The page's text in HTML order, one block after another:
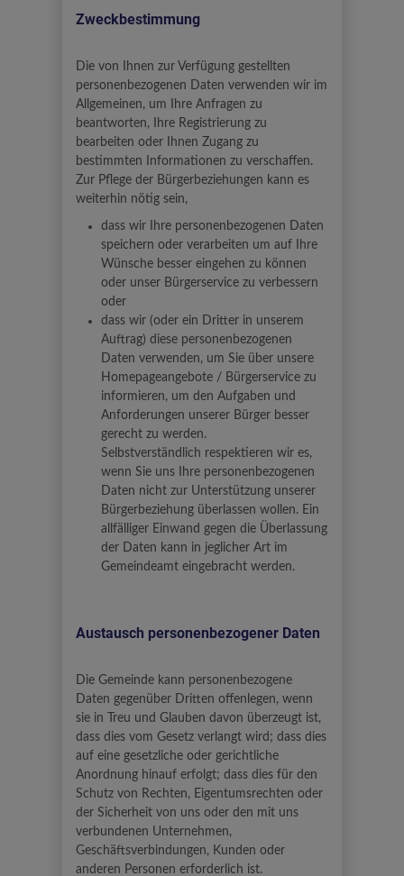
Zweckbestimmung
Die von Ihnen zur Verfügung gestellten
personenbezogenen Daten verwenden wir im
Allgemeinen, um Ihre Anfragen zu
beantworten, Ihre Registrierung zu
bearbeiten oder Ihnen Zugang zu
bestimmten Informationen zu verschaffen.
Zur Pflege der Bürgerbeziehungen kann es
weiterhin nötig sein,
dass wir Ihre personenbezogenen Daten
speichern oder verarbeiten um auf Ihre
Wünsche besser eingehen zu können
oder unser Bürgerservice zu verbessern
oder
dass wir (oder ein Dritter in unserem
Auftrag) diese personenbezogenen
Daten verwenden, um Sie über unsere
Homepageangebote / Bürgerservice zu
informieren, um den Aufgaben und
Anforderungen unserer Bürger besser
gerecht zu werden.
Selbstverständlich respektieren wir es,
wenn Sie uns Ihre personenbezogenen
Daten nicht zur Unterstützung unserer
Bürgerbeziehung überlassen wollen. Ein
allfälliger Einwand gegen die Überlassung
der Daten kann in jeglicher Art im
Gemeindeamt eingebracht werden.
Austausch personenbezogener Daten
Die Gemeinde kann personenbezogene
Daten gegenüber Dritten offenlegen, wenn
sie in Treu und Glauben davon überzeugt ist,
dass dies vom Gesetz verlangt wird; dass dies
auf eine gesetzliche oder gerichtliche
Anordnung hinauf erfolgt; dass dies für den
Schutz von Rechten, Eigentumsrechten oder
der Sicherheit von uns oder den mit uns
verbundenen Unternehmen,
Geschäftsverbindungen, Kunden oder
anderen Personen erforderlich ist.